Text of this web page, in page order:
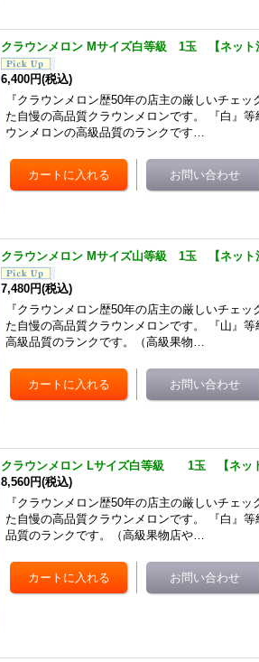
クラウンメロン Mサイズ白等級 1玉 【ネット
6,400円(税込)
『クラウンメロン歴50年の店主の厳しいチェ
た自慢の高品質クラウンメロンです。 『白』
ウンメロンの高級品質のランクです…
クラウンメロン Mサイズ山等級 1玉 【ネット
7,480円(税込)
『クラウンメロン歴50年の店主の厳しいチェ
た自慢の高品質クラウンメロンです。 『山』
高級品質のランクです。（高級果物…
クラウンメロン Lサイズ白等級 1玉 【ネット
8,560円(税込)
『クラウンメロン歴50年の店主の厳しいチェ
た自慢の高品質クラウンメロンです。 『白』
品質のランクです。（高級果物店や…